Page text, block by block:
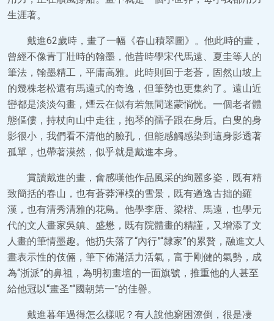
生涯著。
戴進62歲時，畫了一幅《春山積翠圖》。他此時的畫，
曾經不像青丁壯時的翰墨，他昔時學宋代馬遠、夏圭等人的
筆法，翰墨精工，平庸高雅。此時則回于老蒼，固然山坡上
的幾株老松還有馬遠式的奇逸，但筆勢也更集約了。遠山近
巒都是淡淡勾畫，煙云在似有若無間迷蒙惝恍。一個老者體
態傴僂，持杖向山中走往，抱琴的孺子跟在身后。白叟的身
影很小，我們看不清他的臉孔，但能感觸感染到這身影透著
孤單，也帶著漠然，似乎就是戴進本身。
賞讀戴進的畫，會感嘆他作品風采的絢麗多姿，既有精
致簡括的春山，也有蒼莽渾樸的雪景，既有遒逸古拙的羅
漢，也有清秀清雅的花鳥。他學李唐、梁楷、馬遠，也學元
代的文人畫家吳鎮、盛懋，既有院體畫的精謹，又增添了文
人畫的筆情墨趣。他扔失落了“內行”“隸家”的累贅，融進文人
畫表示性的伎倆，筆下佈滿活力活氣，富于剛健的氣勢，成
為“浙派”的鼻祖，為明初畫壇的一面旗號，推重他的人甚至
給他冠以“畫圣”“國朝第一”的佳譽。
戴進暮年過得怎么樣呢？有人說他窮困潦倒，很是凄